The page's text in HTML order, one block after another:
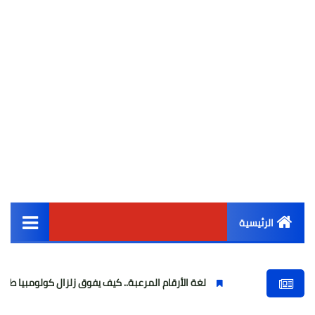
الرئيسية
أخبار مصر
لغة الأرقام المرعبة.. كيف يفوق زلزال كولومبيا طاقة زلزال مصر بـ 500 ضعف